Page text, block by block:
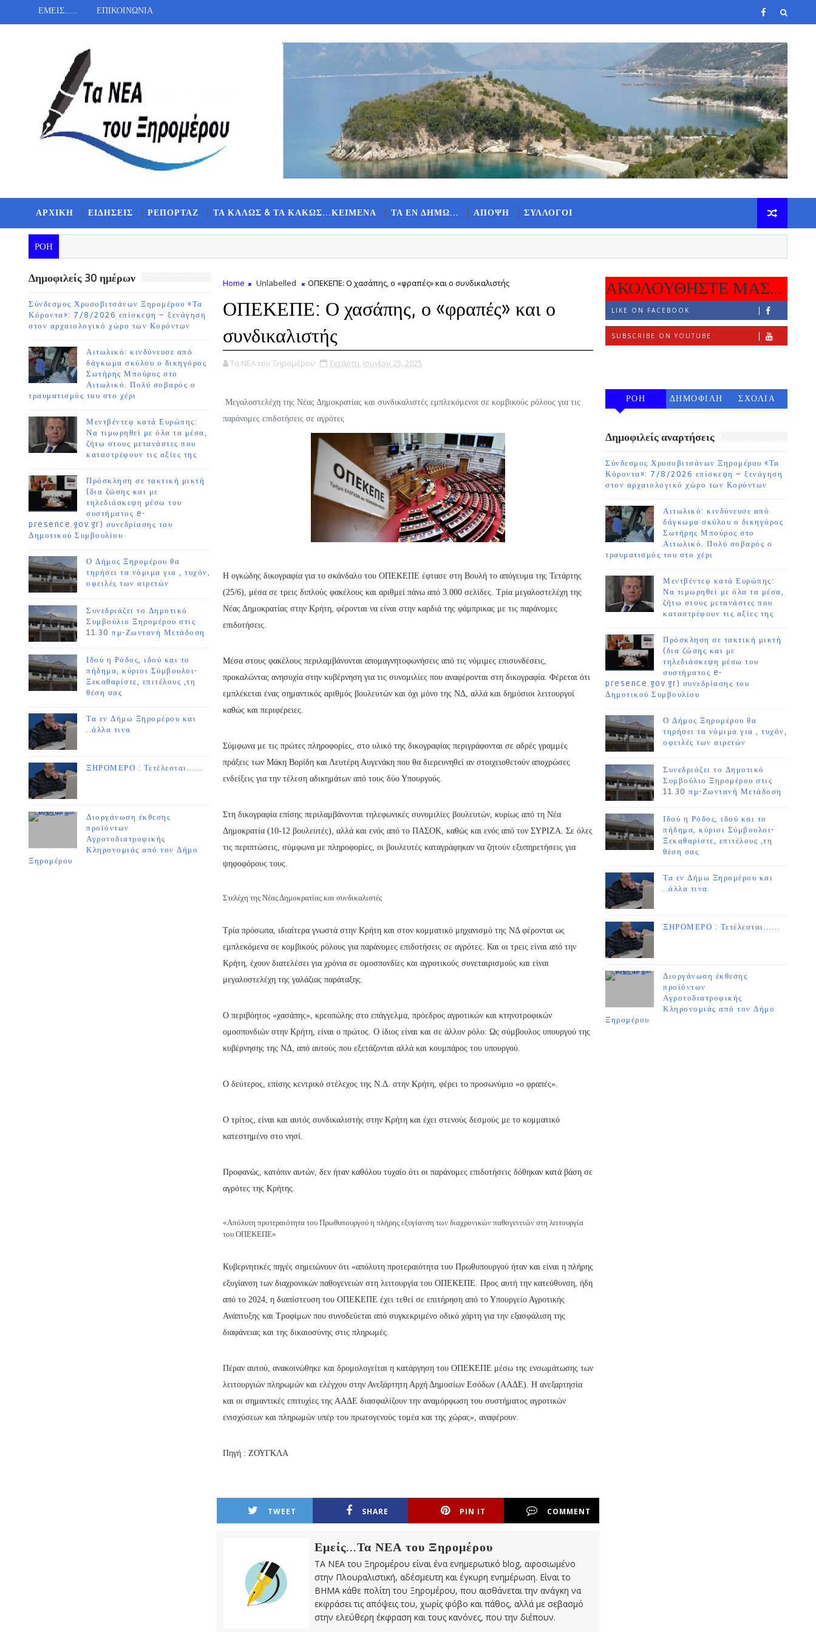
ΕΜΕΙΣ....... ΕΠΙΚΟΙΝΩΝΙΑ
ΑΡΧΙΚΗ ΕΙΔΗΣΕΙΣ ΡΕΠΟΡΤΑΖ ΤΑ ΚΑΛΩΣ & ΤΑ ΚΑΚΩΣ...ΚΕΙΜΕΝΑ ΤΑ ΕΝ ΔΗΜΩ... ΑΠΟΨΗ ΣΥΛΛΟΓΟΙ
ΡΟΗ
Δημοφιλείς 30 ημέρων
Σύνδεσμος Χρυσοβιτσάνων Ξηρομέρου «Τα
Κόροντα»: 7/8/2026 επίσκεψη – ξενάγηση
στον αρχαιολογικό χώρο των Κορόντων
Αιτωλικό: κινδύνευσε από
δάγκωμα σκύλου ο δικηγόρος
Σωτήρης Μπούρος στο
Αιτωλικό. Πολύ σοβαρός ο
τραυματισμός του στο χέρι
Μεντβέντεφ κατά Ευρώπης:
Να τιμωρηθεί με όλα τα μέσα,
ζήτω στους μετανάστες που
καταστρέφουν τις αξίες της
Πρόσκληση σε τακτική μικτή
(δια ζώσης και με
τηλεδιάσκεψη μέσω του
συστήματος e-
presence.gov.gr) συνεδρίασης του
Δημοτικού Συμβουλίου
Ο Δήμος Ξηρομέρου θα
τηρήσει τα νόμιμα για , τυχόν,
οφειλές των αιρετών
Συνεδριάζει το Δημοτικό
Συμβούλιο Ξηρομέρου στις
11.30 πμ-Ζωντανή Μετάδοση
Ιδού η Ρόδος, ιδού και το
πήδημα, κύριοι Σύμβουλοι-
Ξεκαθαρίστε, επιτέλους ,τη
θέση σας
Τα εν Δήμω Ξηρομέρου και
..άλλα τινα
ΞΗΡΟΜΕΡΟ : Τετέλεσται......
Διοργάνωση έκθεσης
προϊόντων
Αγροτοδιατροφικής
Κληρονομιάς από τον Δήμο
Ξηρομέρου
Home Unlabelled ΟΠΕΚΕΠΕ: Ο χασάπης, ο «φραπές» και ο συνδικαλιστής
ΟΠΕΚΕΠΕ: Ο χασάπης, ο «φραπές» και ο
συνδικαλιστής
Τα ΝΕΑ του Ξηρομέρου Τετάρτη, Ιουνίου 25, 2025
Μεγαλοστελέχη της Νέας Δημοκρατίας και συνδικαλιστές εμπλεκόμενοι σε κομβικούς ρόλους για τις
παράνομες επιδοτήσεις σε αγρότες
Η ογκώδης δικογραφία για το σκάνδαλο του ΟΠΕΚΕΠΕ έφτασε στη Βουλή το απόγευμα της Τετάρτης
(25/6), μέσα σε τρεις διπλούς φακέλους και αριθμεί πάνω από 3.000 σελίδες. Τρία μεγαλοστελέχη της
Νέας Δημοκρατίας στην Κρήτη, φέρονται να είναι στην καρδιά της φάμπρικας με τις παράνομες
επιδοτήσεις.
Μέσα στους φακέλους περιλαμβάνονται απομαγνητοφωνήσεις από τις νόμιμες επισυνδέσεις,
προκαλώντας ανησυχία στην κυβέρνηση για τις συνομιλίες που αναφέρονται στη δικογραφία. Φέρεται ότι
εμπλέκεται ένας σημαντικός αριθμός βουλευτών και όχι μόνο της ΝΔ, αλλά και δημόσιοι λειτουργοί
καθώς και περιφέρειες.
Σύμφωνα με τις πρώτες πληροφορίες, στο υλικό της δικογραφίας περιγράφονται σε αδρές γραμμές
πράξεις των Μάκη Βορίδη και Λευτέρη Αυγενάκη που θα διερευνηθεί αν στοιχειοθετούν αποχρώσες
ενδείξεις για την τέλεση αδικημάτων από τους δύο Υπουργούς.
Στη δικογραφία επίσης περιλαμβάνονται τηλεφωνικές συνομιλίες βουλευτών, κυρίως από τη Νέα
Δημοκρατία (10-12 βουλευτές), αλλά και ενός από το ΠΑΣΟΚ, καθώς και ενός από τον ΣΥΡΙΖΑ. Σε όλες
τις περιπτώσεις, σύμφωνα με πληροφορίες, οι βουλευτές καταγράφηκαν να ζητούν εξυπηρετήσεις για
ψηφοφόρους τους.
Στελέχη της Νέας Δημοκρατίας και συνδικαλιστές
Τρία πρόσωπα, ιδιαίτερα γνωστά στην Κρήτη και στον κομματικό μηχανισμό της ΝΔ φέρονται ως
εμπλεκόμενα σε κομβικούς ρόλους για παράνομες επιδοτήσεις σε αγρότες. Και οι τρεις είναι από την
Κρήτη, έχουν διατελέσει για χρόνια σε ομοσπονδίες και αγροτικούς συνεταιρισμούς και είναι
μεγαλοστελέχη της γαλάζιας παράταξης.
Ο περιβόητος «χασάπης», κρεοπώλης στο επάγγελμα, πρόεδρος αγροτικών και κτηνοτροφικών
ομοσπονδιών στην Κρήτη, είναι ο πρώτος. Ο ίδιος είναι και σε άλλον ρόλο: Ως σύμβουλος υπουργού της
κυβέρνησης της ΝΔ, από αυτούς που εξετάζονται αλλά και κουμπάρος του υπουργού.
Ο δεύτερος, επίσης κεντρικό στέλεχος της Ν.Δ. στην Κρήτη, φέρει το προσωνύμιο «ο φραπές».
Ο τρίτος, είναι και αυτός συνδικαλιστής στην Κρήτη και έχει στενούς δεσμούς με το κομματικό
κατεστημένο στο νησί.
Προφανώς, κατόπιν αυτών, δεν ήταν καθόλου τυχαίο ότι οι παράνομες επιδοτήσεις δόθηκαν κατά βάση σε
αγρότες της Κρήτης.
«Απόλυτη προτεραιότητα του Πρωθυπουργού η πλήρης εξυγίανση των διαχρονικών παθογενειών στη λειτουργία
του ΟΠΕΚΕΠΕ»
Κυβερνητικές πηγές σημειώνουν ότι «απόλυτη προτεραιότητα του Πρωθυπουργού ήταν και είναι η πλήρης
εξυγίανση των διαχρονικών παθογενειών στη λειτουργία του ΟΠΕΚΕΠΕ. Προς αυτή την κατεύθυνση, ήδη
από το 2024, η διαπίστευση του ΟΠΕΚΕΠΕ έχει τεθεί σε επιτήρηση από το Υπουργείο Αγροτικής
Ανάπτυξης και Τροφίμων που συνοδεύεται από συγκεκριμένο οδικό χάρτη για την εξασφάλιση της
διαφάνειας και της δικαιοσύνης στις πληρωμές.
Πέραν αυτού, ανακοινώθηκε και δρομολογείται η κατάργηση του ΟΠΕΚΕΠΕ μέσω της ενσωμάτωσης των
λειτουργιών πληρωμών και ελέγχου στην Ανεξάρτητη Αρχή Δημοσίων Εσόδων (ΑΑΔΕ). Η ανεξαρτησία
και οι σημαντικές επιτυχίες της ΑΑΔΕ διασφαλίζουν την αναμόρφωση του συστήματος αγροτικών
ενισχύσεων και πληρωμών υπέρ του πρωτογενούς τομέα και της χώρας», αναφέρουν.
Πηγή : ΖΟΥΓΚΛΑ
TWEET SHARE PIN IT COMMENT
Εμείς...Τα ΝΕΑ του Ξηρομέρου
ΤΑ ΝΕΑ του Ξηρομέρου είναι ένα ενημερωτικό blog, αφοσιωμένο
στην Πλουραλιστική, αδέσμευτη και έγκυρη ενημέρωση. Είναι το
ΒΗΜΑ κάθε πολίτη του Ξηρομέρου, που αισθάνεται την ανάγκη να
εκφράσει τις απόψεις του, χωρίς φόβο και πάθος, αλλά με σεβασμό
στην ελεύθερη έκφραση και τους κανόνες, που την διέπουν.
ΑΚΟΛΟΥΘΗΣΤΕ ΜΑΣ...
LIKE ON FACEBOOK
SUBSCRIBE ON YOUTUBE
ΡΟΗ
ΔΗΜΟΦΙΛΗ
ΣΧΟΛΙΑ
Δημοφιλείς αναρτήσεις
Σύνδεσμος Χρυσοβιτσάνων Ξηρομέρου «Τα
Κόροντα»: 7/8/2026 επίσκεψη – ξενάγηση
στον αρχαιολογικό χώρο των Κορόντων
Αιτωλικό: κινδύνευσε από
δάγκωμα σκύλου ο δικηγόρος
Σωτήρης Μπούρος στο
Αιτωλικό. Πολύ σοβαρός ο
τραυματισμός του στο χέρι
Μεντβέντεφ κατά Ευρώπης:
Να τιμωρηθεί με όλα τα μέσα,
ζήτω στους μετανάστες που
καταστρέφουν τις αξίες της
Πρόσκληση σε τακτική μικτή
(δια ζώσης και με
τηλεδιάσκεψη μέσω του
συστήματος e-
presence.gov.gr) συνεδρίασης του
Δημοτικού Συμβουλίου
Ο Δήμος Ξηρομέρου θα
τηρήσει τα νόμιμα για , τυχόν,
οφειλές των αιρετών
Συνεδριάζει το Δημοτικό
Συμβούλιο Ξηρομέρου στις
11.30 πμ-Ζωντανή Μετάδοση
Ιδού η Ρόδος, ιδού και το
πήδημα, κύριοι Σύμβουλοι-
Ξεκαθαρίστε, επιτέλους ,τη
θέση σας
Τα εν Δήμω Ξηρομέρου και
..άλλα τινα
ΞΗΡΟΜΕΡΟ : Τετέλεσται......
Διοργάνωση έκθεσης
προϊόντων
Αγροτοδιατροφικής
Κληρονομιάς από τον Δήμο
Ξηρομέρου